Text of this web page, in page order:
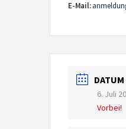
E-Mail:
DATUM
6. Juli
Vorbei!